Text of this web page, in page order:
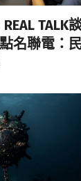
TALK
名聯電：